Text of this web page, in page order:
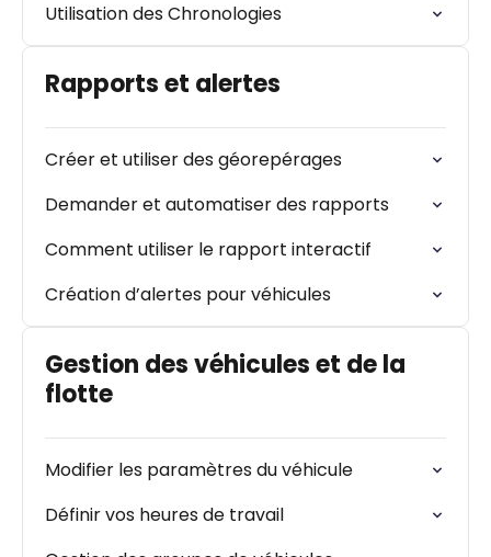
Utilisation des Chronologies
Rapports et alertes
Créer et utiliser des géorepérages
Demander et automatiser des rapports
Comment utiliser le rapport interactif
Création d’alertes pour véhicules
Gestion des véhicules et de la
flotte
Modifier les paramètres du véhicule
Définir vos heures de travail